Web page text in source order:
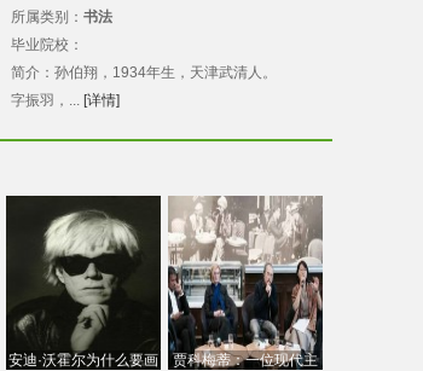
所属类别： 书法
毕业院校：
简介：孙伯翔，1934年生，天津武清人。
字振羽，... [详情]
安迪·沃霍尔为什么要画
贾科梅蒂：一位现代主